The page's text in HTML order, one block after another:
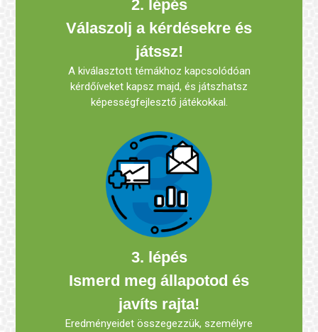
2. lépés
Válaszolj a kérdésekre és
játssz!
A kiválasztott témákhoz kapcsolódóan
kérdőíveket kapsz majd, és játszhatsz
képességfejlesztő játékokkal.
3. lépés
Ismerd meg állapotod és
javíts rajta!
Eredményeidet összegezzük, személyre